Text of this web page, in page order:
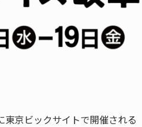
京ビックサイトで開催される